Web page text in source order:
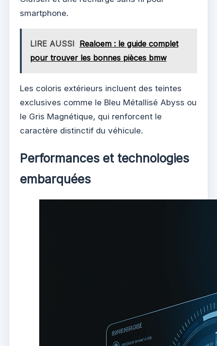
smartphone.
LIRE AUSSI Realoem : le guide complet
pour trouver les bonnes pièces bmw
Les coloris extérieurs incluent des teintes
exclusives comme le Bleu Métallisé Abyss ou
le Gris Magnétique, qui renforcent le
caractère distinctif du véhicule.
Performances et technologies
embarquées